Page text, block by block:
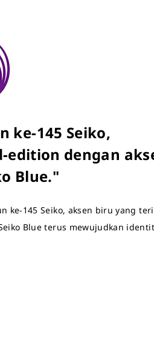
ke-145 Seiko,
dengan
Blue."
145 Seiko, aksen biru yang
Blue terus mewujudkan